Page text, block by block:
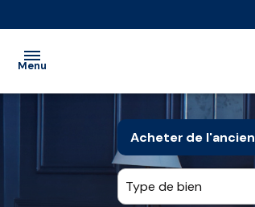
Menu
VENTE
Acheter de l'ancien
De l'ancien
Type de bien